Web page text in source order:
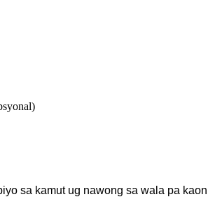
sa kamut ug nawong sa wala pa kaon